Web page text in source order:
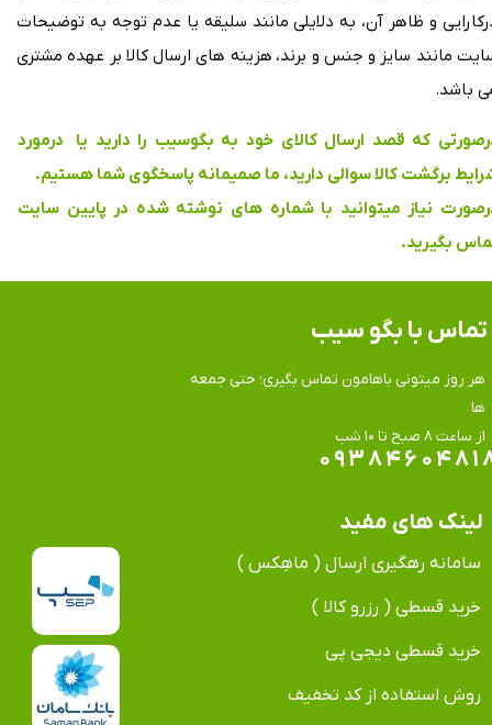
و ظاهر آن، به دلایلی مانند سلیقه یا عدم توجه به توضیحات
مانند سایز و جنس و برند، هزینه های ارسال کالا بر عهده مشتری
باشد.
که قصد ارسال کالای خود به بگوسیب را دارید یا درمورد
برگشت کالا سوالی دارید، ما صمیمانه پاسخگوی شما هستیم.
نیاز میتوانید با شماره های نوشته شده در پایین سایت
بگیرید.
هر روز میتونی باهامون تماس بگیری؛ حتی جمعه
ها
​​​​​​​از ساعت ۸ صبح تا ۱۰ شب
تماس​​​​​​​ با بگو سیب
لینک های مفید
سامانه رهگیری ارسال ( ماهِکس )
خرید قسطی ( رزرو کالا )
خرید قسطی دیجی پی
روش استفاده از کد تخفیف